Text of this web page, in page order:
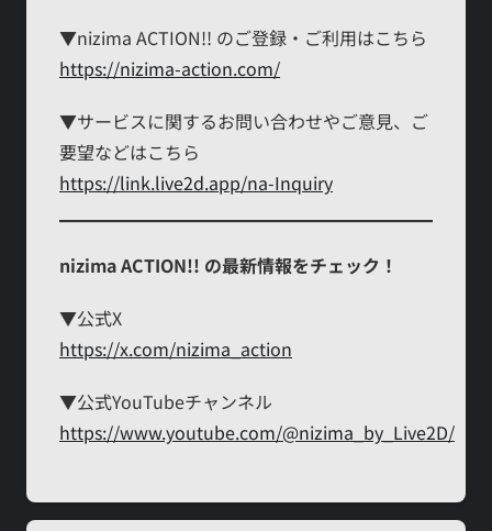
▼nizima ACTION!! のご登録・ご利用はこちら
https://nizima-action.com/
▼サービスに関するお問い合わせやご意見、ご
要望などはこちら
https://link.live2d.app/na-Inquiry
nizima ACTION!! の最新情報をチェック！
▼公式X
https://x.com/nizima_action
▼公式YouTubeチャンネル
https://www.youtube.com/@nizima_by_Live2D/